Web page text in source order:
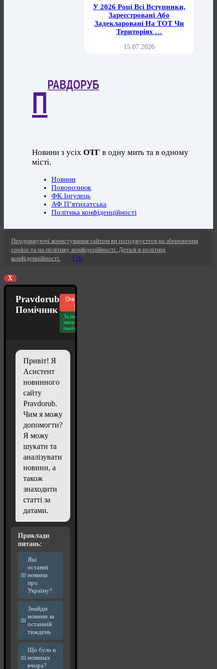
У 2026 Році Всі Вступники,
Зареєстровані Або
Задекларовані На ТОТ Чи
Територіях …
15.07.2026
П
РАВДОРУБ
Новини з усіхОТГ в одну мить та в одному
місті.
Новини
Поворознюк
ФК Інгулець
АФ П’ятихатська
Політика конфіденційності
Продовжуючі користування сайтом ви погоджуєтеся на збереження
cookie та на політику конфідеційності. Деталі в політиці
конфіденційності.
Ок
X
Pravdorub
Помічник
Очистити
чат
Залишилось
питань
сьогодні: 20
Привіт! Я
Асистент
новинного
сайту
Pravdorub.
Чим я можу
допомогти?
Я можу
шукати та
аналізувати
новини, а
також
знаходити
статті за
датами.
Приклади
питань:
Які
останні
новини
про
Україну?
Знайди
новини за
останній
тиждень
Що було в
новинах
вчора?